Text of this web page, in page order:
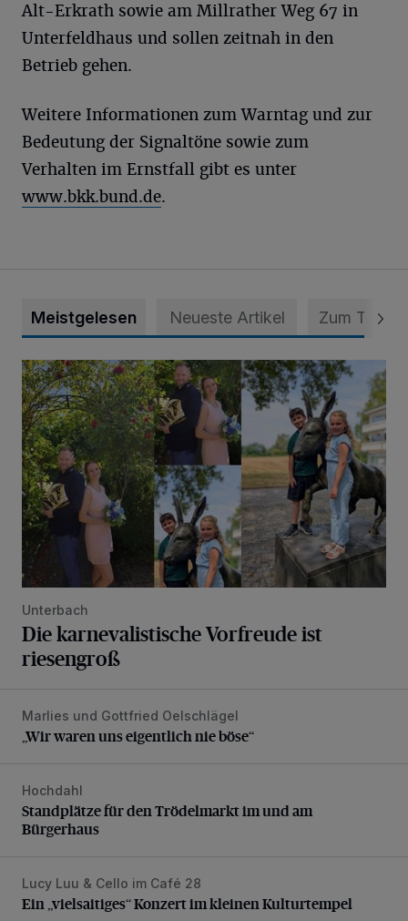
Alt-Erkrath sowie am Millrather Weg 67 in
Unterfeldhaus und sollen zeitnah in den
Betrieb gehen.
Weitere Informationen zum Warntag und zur
Bedeutung der Signaltöne sowie zum
Verhalten im Ernstfall gibt es unter
www.bkk.bund.de.
Meistgelesen Neueste Artikel Zum Thema
Die karnevalistische Vorfreude ist riesengroß
Unterbach
Die karnevalistische Vorfreude ist
riesengroß
„Wir waren uns eigentlich nie böse“
Marlies und Gottfried Oelschlägel
„Wir waren uns eigentlich nie böse“
Standplätze für den Trödelmarkt im und am Bürgerhaus
Hochdahl
Standplätze für den Trödelmarkt im und am
Bürgerhaus
Ein „vielsaitiges“ Konzert im kleinen Kulturtempel
Lucy Luu & Cello im Café 28
Ein „vielsaitiges“ Konzert im kleinen Kulturtempel